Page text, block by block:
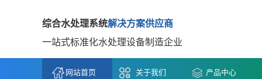
综合水处理系统解决方案供应商
一站式标准化水处理设备制造企业
网站首页 关于我们 产品中心